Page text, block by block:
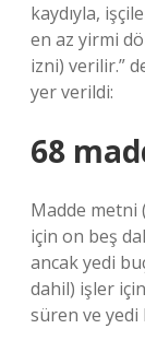
kaydıyla,
en az yirmi
izni) verilir.”
yer verildi:
68
Madde metni
için on beş
ancak yedi
dahil) işler
süren ve yedi